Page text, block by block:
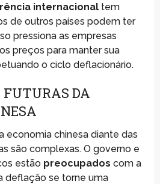
internacionaltem
de outros países podem ter
pressiona as empresas
preços para manter sua
o ciclo deflacionário.
FUTURAS DA
economia chinesa diante das
são complexas. O governo e
estão preocupados com a
deflação se torne uma